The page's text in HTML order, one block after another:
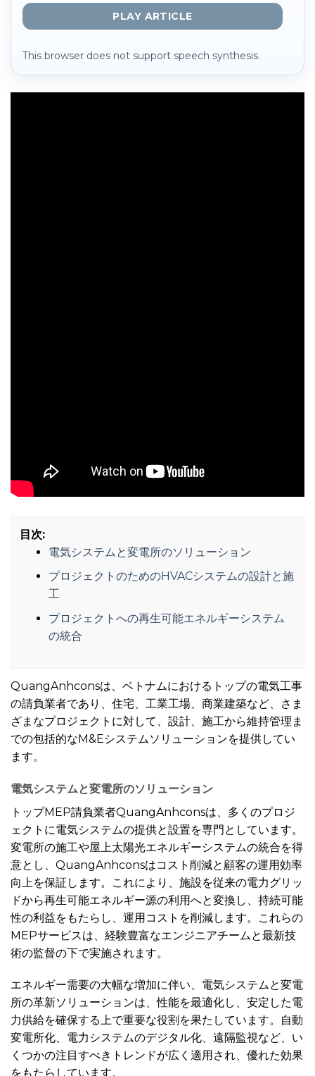
PLAY ARTICLE
This browser does not support speech synthesis.
目次:
電気システムと変電所のソリューション
プロジェクトのためのHVACシステムの設計と施
工
プロジェクトへの再生可能エネルギーシステム
の統合
QuangAnhconsは、ベトナムにおけるトップの電気工事
の請負業者であり、住宅、工業工場、商業建築など、さま
ざまなプロジェクトに対して、設計、施工から維持管理ま
での包括的なM&Eシステムソリューションを提供してい
ます。
電気システムと変電所のソリューション
トップMEP請負業者QuangAnhconsは、多くのプロジ
ェクトに電気システムの提供と設置を専門としています。
変電所の施工や屋上太陽光エネルギーシステムの統合を得
意とし、QuangAnhconsはコスト削減と顧客の運用効率
向上を保証します。これにより、施設を従来の電力グリッ
ドから再生可能エネルギー源の利用へと変換し、持続可能
性の利益をもたらし、運用コストを削減します。これらの
MEPサービスは、経験豊富なエンジニアチームと最新技
術の監督の下で実施されます。
エネルギー需要の大幅な増加に伴い、電気システムと変電
所の革新ソリューションは、性能を最適化し、安定した電
力供給を確保する上で重要な役割を果たしています。自動
変電所化、電力システムのデジタル化、遠隔監視など、い
くつかの注目すべきトレンドが広く適用され、優れた効果
をもたらしています。